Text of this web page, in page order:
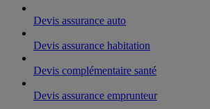
Devis assurance auto
Devis assurance habitation
Devis complémentaire santé
Devis assurance emprunteur